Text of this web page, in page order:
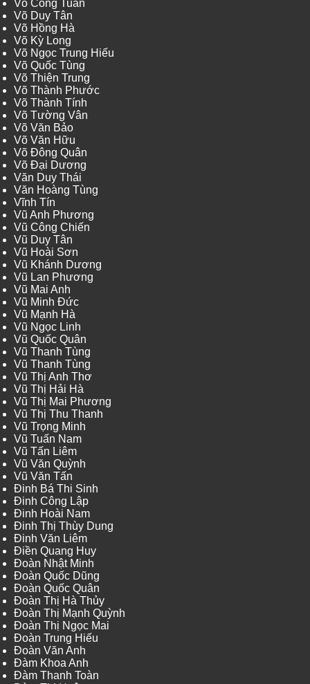
Võ Công Tuấn
Võ Duy Tân
Võ Hồng Hà
Võ Kỳ Long
Võ Ngọc Trung Hiếu
Võ Quốc Tùng
Võ Thiện Trung
Võ Thành Phước
Võ Thành Tính
Võ Tường Vân
Võ Văn Bảo
Võ Văn Hữu
Võ Đông Quân
Võ Đại Dương
Văn Duy Thái
Văn Hoàng Tùng
Vĩnh Tín
Vũ Anh Phương
Vũ Công Chiến
Vũ Duy Tân
Vũ Hoài Sơn
Vũ Khánh Dương
Vũ Lan Phương
Vũ Mai Anh
Vũ Minh Đức
Vũ Mạnh Hà
Vũ Ngọc Linh
Vũ Quốc Quân
Vũ Thanh Tùng
Vũ Thanh Tùng
Vũ Thị Anh Thơ
Vũ Thị Hải Hà
Vũ Thị Mai Phương
Vũ Thị Thu Thanh
Vũ Trọng Minh
Vũ Tuấn Nam
Vũ Tấn Liêm
Vũ Văn Quỳnh
Vũ Văn Tấn
Đinh Bá Thi Sinh
Đinh Công Lập
Đinh Hoài Nam
Đinh Thị Thùy Dung
Đinh Văn Liêm
Điền Quang Huy
Đoàn Nhật Minh
Đoàn Quốc Dũng
Đoàn Quốc Quân
Đoàn Thị Hà Thủy
Đoàn Thị Mạnh Quỳnh
Đoàn Thị Ngọc Mai
Đoàn Trung Hiếu
Đoàn Văn Anh
Đàm Khoa Anh
Đàm Thanh Toàn